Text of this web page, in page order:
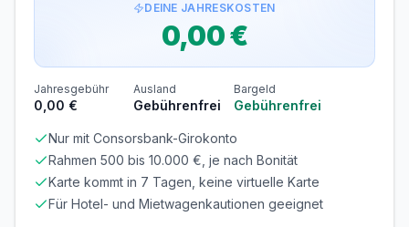
Abrechnung & Zahlung
Automatischer Einzug
Der Rechnungsbetrag wird automatisch per SEPA-
Lastschrift von Ihrem Konto abgebucht.
Lastschriftverfahren: Bei der Beantragung der Karte
zieht den fälligen Rechnungsbetrag einmal monatlich
Zeitpunkt: Die Abbuchung erfolgt in der Regel 5 bis 10
Tage nach dem Erstellen Ihrer monatlichen Abrechnung.
DEINE JAHRESKOSTEN
0,00 €
Jahresgebühr
0,00 €
Ausland
Gebührenfrei
Bargeld
Gebührenfrei
Nur mit Consorsbank-Girokonto
Rahmen 500 bis 10.000 €, je nach Bonität
Karte kommt in 7 Tagen, keine virtuelle Karte
Für Hotel- und Mietwagenkautionen geeignet